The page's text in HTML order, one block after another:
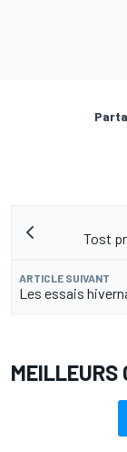
Tost
ARTICLE SUIVANT
Les essais
MEILLEURS